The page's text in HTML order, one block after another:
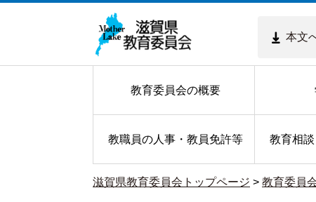
本文
教育委員会の概要
教職員の人事・教員免許等 教育相
滋賀県教育委員会トップページ > 教育委員